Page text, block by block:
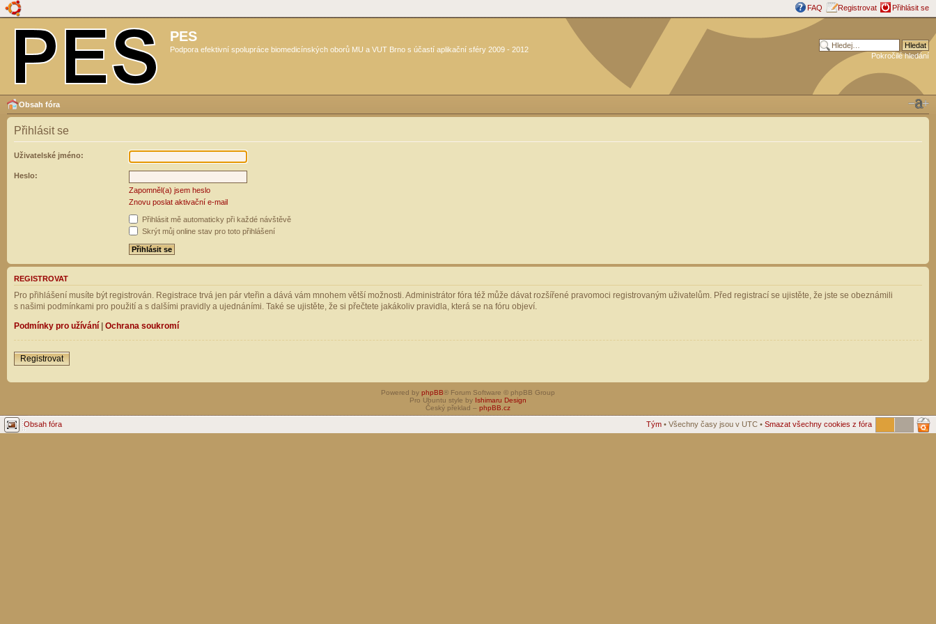
FAQ Registrovat Přihlásit se
PES
Podpora efektivní spolupráce biomedicínských oborů MU a VUT Brno s účastí aplikační sféry 2009 - 2012
Pokročilé hledání
Obsah fóra
Přihlásit se
Uživatelské jméno:
Heslo:
Zapomněl(a) jsem heslo
Znovu poslat aktivační e-mail
Přihlásit mě automaticky při každé návštěvě
Skrýt můj online stav pro toto přihlášení
REGISTROVAT
Pro přihlášení musíte být registrován. Registrace trvá jen pár vteřin a dává vám mnohem větší možnosti. Administrátor fóra též může dávat rozšířené pravomoci registrovaným uživatelům. Před registrací se ujistěte, že jste se obeznámili
s našimi podmínkami pro použití a s dalšími pravidly a ujednáními. Také se ujistěte, že si přečtete jakákoliv pravidla, která se na fóru objeví.
Podmínky pro užívání | Ochrana soukromí
Registrovat
Powered by phpBB® Forum Software © phpBB Group
Pro Ubuntu style by Ishimaru Design
Český překlad – phpBB.cz
Obsah fóra Tým • Všechny časy jsou v UTC • Smazat všechny cookies z fóra